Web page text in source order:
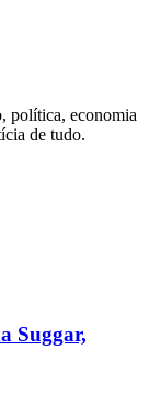
política, economia
de tudo.
Suggar,